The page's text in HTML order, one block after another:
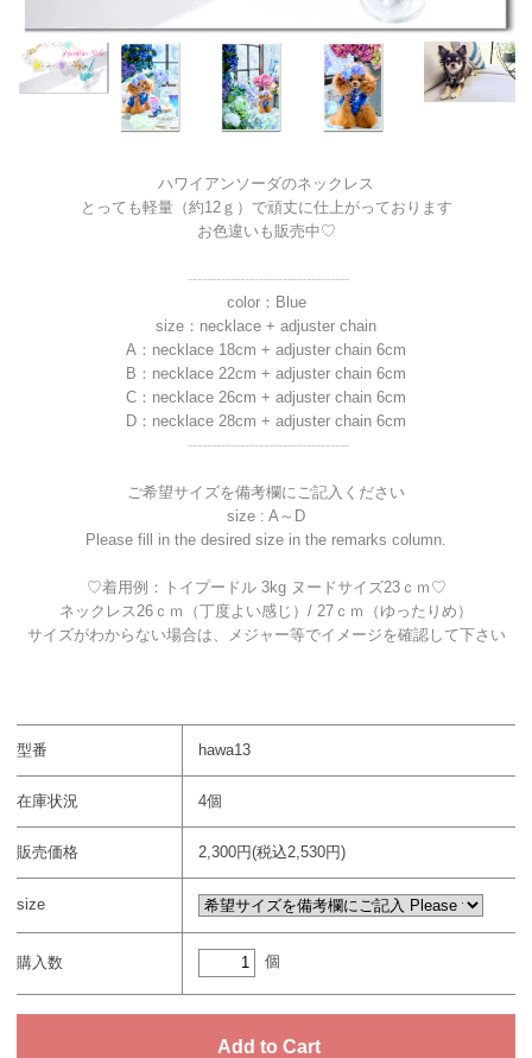
ハワイアンソーダのネックレス
とっても軽量（約12ｇ）で頑丈に仕上がっております
お色違いも販売中♡
----------------------------------
color：Blue
size：necklace + adjuster chain
A：necklace 18cm + adjuster chain 6cm
B：necklace 22cm + adjuster chain 6cm
C：necklace 26cm + adjuster chain 6cm
D：necklace 28cm + adjuster chain 6cm
----------------------------------
ご希望サイズを備考欄にご記入ください
size : A～D
Please fill in the desired size in the remarks column.
♡着用例：トイプードル 3kg ヌードサイズ23ｃｍ♡
ネックレス26ｃｍ（丁度よい感じ）/ 27ｃｍ（ゆったりめ）
サイズがわからない場合は、メジャー等でイメージを確認して下さい
型番 hawa13
在庫状況 4個
販売価格 2,300円(税込2,530円)
size
購入数 個